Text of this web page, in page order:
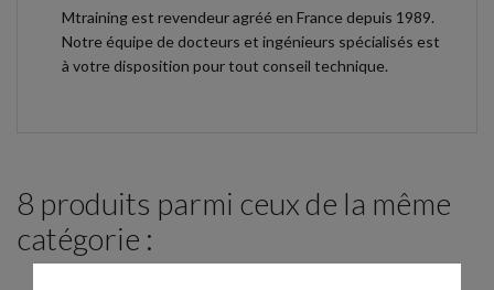
Mtraining est revendeur agréé en France depuis 1989.
Notre équipe de docteurs et ingénieurs spécialisés est
à votre disposition pour tout conseil technique.
8 produits parmi ceux de la même
catégorie :